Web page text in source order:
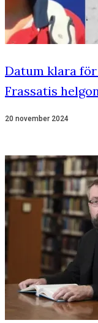
Datum klara
Frassatis
20 november 2024